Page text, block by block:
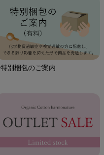
特別梱包のご案内